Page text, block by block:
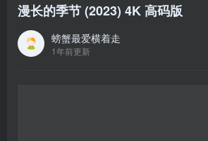
漫长的季节 (2023) 4K 高码版
螃蟹最爱横着走
1年前更新